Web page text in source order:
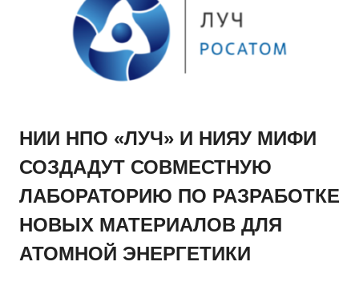
НИИ НПО «ЛУЧ» И НИЯУ МИФИ
СОЗДАДУТ СОВМЕСТНУЮ
ЛАБОРАТОРИЮ ПО РАЗРАБОТКЕ
НОВЫХ МАТЕРИАЛОВ ДЛЯ
АТОМНОЙ ЭНЕРГЕТИКИ